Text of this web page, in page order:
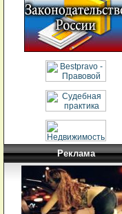
Реклама